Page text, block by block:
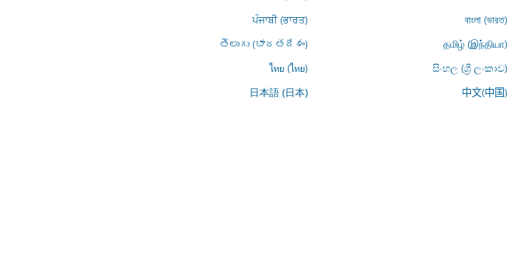
বাংলা (ভারত)
ਪੰਜਾਬੀ (ਭਾਰਤ)
தமிழ் (இந்தியா)
తెలుగు (భారతదేశం)
සිංහල (ශ්‍රී ලංකාව)
ไทย (ไทย)
中文(中国)
日本語 (日本)